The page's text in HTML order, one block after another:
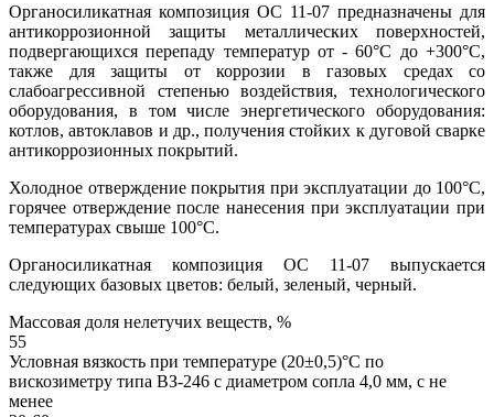
Органосиликатная композиция ОС 11-07 предназначены для
антикоррозионной защиты металлических поверхностей,
подвергающихся перепаду температур от - 60°С до +300°С,
также для защиты от коррозии в газовых средах со
слабоагрессивной степенью воздействия, технологического
оборудования, в том числе энергетического оборудования:
котлов, автоклавов и др., получения стойких к дуговой сварке
антикоррозионных покрытий.
Холодное отверждение покрытия при эксплуатации до 100°С,
горячее отверждение после нанесения при эксплуатации при
температурах свыше 100°С.
Органосиликатная композиция ОС 11-07 выпускается
следующих базовых цветов: белый, зеленый, черный.
Массовая доля нелетучих веществ, %
55
Условная вязкость при температуре (20±0,5)°С по
вискозиметру типа ВЗ-246 с диаметром сопла 4,0 мм, с не
менее